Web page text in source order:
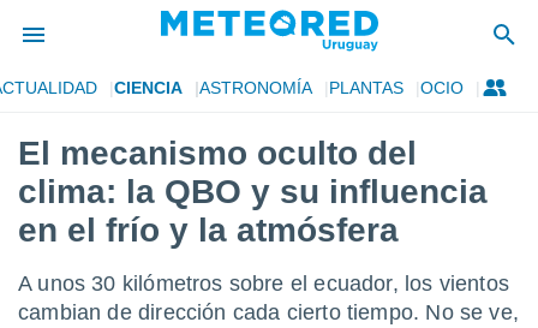
de
ha
para
que se
calidad.
CIENCIA ASTRONOMÍA PLANTAS OCIO
El mecanismo oculto del
clima: la QBO y su influencia
en el frío y la atmósfera
A unos 30 kilómetros sobre el ecuador, los vientos
cambian de dirección cada cierto tiempo. No se ve,